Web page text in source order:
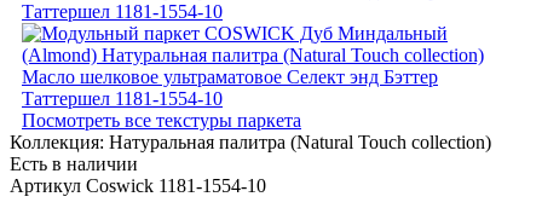
Посмотреть все текстуры паркета
Коллекция: Натуральная палитра (Natural Touch collection)
Есть в наличии
Артикул Coswick 1181-1554-10